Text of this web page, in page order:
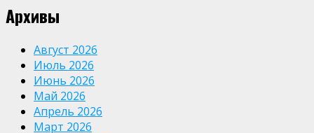
Архивы
Август 2026
Июль 2026
Июнь 2026
Май 2026
Апрель 2026
Март 2026